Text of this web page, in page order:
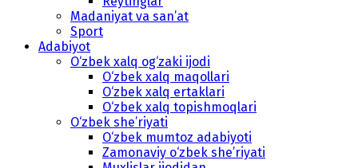
Madaniyat va san’at
Sport
Adabiyot
O‘zbek xalq og‘zaki ijodi
O‘zbek xalq maqollari
O‘zbek xalq ertaklari
O‘zbek xalq topishmoqlari
O‘zbek she’riyati
O‘zbek mumtoz adabiyoti
Zamonaviy o‘zbek she’riyati